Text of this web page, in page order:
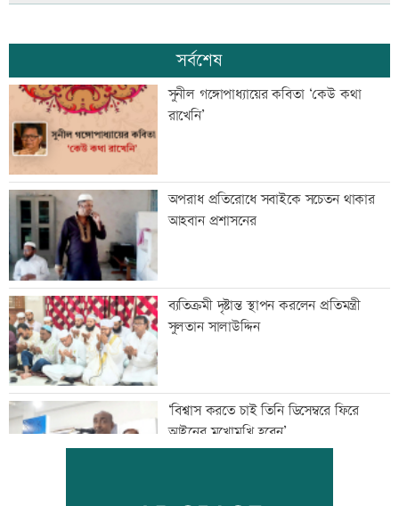
সর্বশেষ
সুনীল গঙ্গোপাধ্যায়ের কবিতা ‘কেউ কথা
রাখেনি’
অপরাধ প্রতিরোধে সবাইকে সচেতন থাকার
আহবান প্রশাসনের
ব্যতিক্রমী দৃষ্টান্ত স্থাপন করলেন প্রতিমন্ত্রী
সুলতান সালাউদ্দিন
‘বিশ্বাস করতে চাই তিনি ডিসেম্বরে ফিরে
আইনের মুখোমুখি হবেন’